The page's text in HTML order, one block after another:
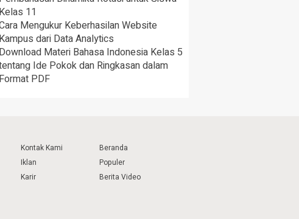
Kelas 11
Mengukur Keberhasilan Website
Kampus dari Data Analytics
Download Materi Bahasa Indonesia Kelas 5
Ide Pokok dan Ringkasan dalam
Format PDF
Kontak Kami
Iklan
Karir
Beranda
Populer
Berita Video